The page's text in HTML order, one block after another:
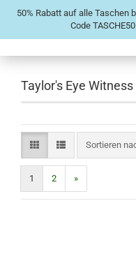
50% Rabatt auf alle Taschen
Code
Taylor's Eye
Sortieren
1 2 »